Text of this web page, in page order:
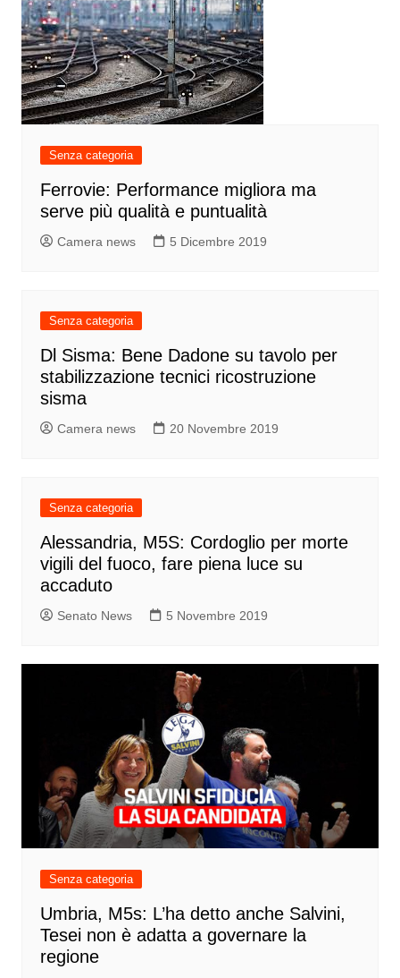
Senza categoria
Ferrovie: Performance migliora ma
serve più qualità e puntualità
Camera news 5 Dicembre 2019
Senza categoria
Dl Sisma: Bene Dadone su tavolo per
stabilizzazione tecnici ricostruzione
sisma
Camera news 20 Novembre 2019
Senza categoria
Alessandria, M5S: Cordoglio per morte
vigili del fuoco, fare piena luce su
accaduto
Senato News 5 Novembre 2019
Senza categoria
Umbria, M5s: L’ha detto anche Salvini,
Tesei non è adatta a governare la
regione